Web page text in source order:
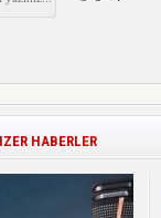
HABERLER